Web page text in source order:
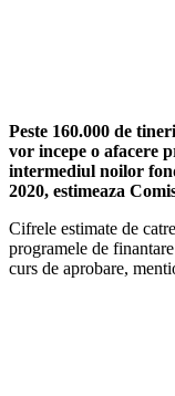
Peste 160.000 de
vor incepe o afacere
intermediul noilor
2020, estimeaza
Cifrele estimate de
programele de
curs de aprobare,